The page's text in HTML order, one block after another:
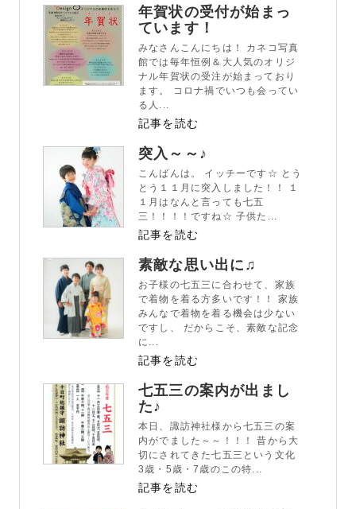
年賀状の受付が始まっ
ています！
みなさんこんにちは！ カネコ写真
館では毎年恒例＆大人気のオリジ
ナル年賀状の受注が始まっており
ます。 コロナ禍でいつも会ってい
る人...
記事を読む
突入～～♪
こんばんは。 イッチーです☆ とう
とう１１月に突入しました！！ １
１月はなんと言っても七五
三！！！！ですね☆ 子供た...
記事を読む
素敵な思い出に♫
お子様の七五三に合わせて、家族
で着物を着る方多いです！！ 家族
みんなで着物を着る機会は少ない
ですし、 だからこそ、素敵な記念
に...
記事を読む
七五三の案内が出まし
た♪
本日、諏訪神社様から七五三の案
内がでました～～！！！ 昔から大
切にされてきた七五三という文化
3歳・5歳・7歳のこの特...
記事を読む